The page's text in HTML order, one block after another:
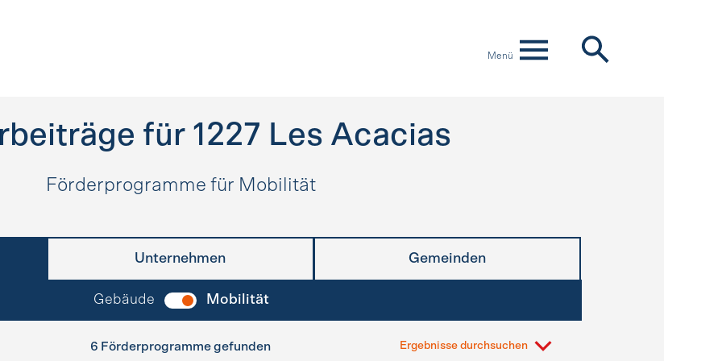
Menü
für 1227 Les Acacias
Förderprogramme für Mobilität
Unternehmen Gemeinden
Gebäude Mobilität
6 Förderprogramme gefunden Ergebnisse durchsuchen